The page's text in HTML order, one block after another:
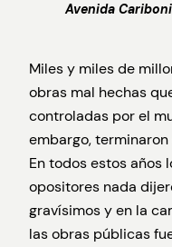
Avenida
Miles y miles de
obras mal hechas
controladas por el
embargo,
En todos estos años
opositores nada
gravísimos y en la
las obras públicas